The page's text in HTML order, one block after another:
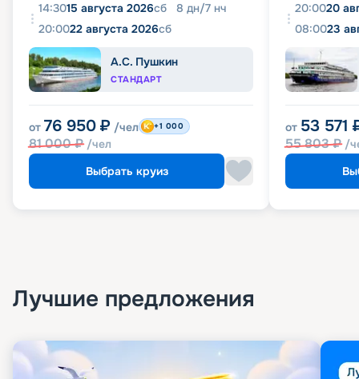
14:3015 августа 2026сб 8 дн/7 нч
20:0022 августа 2026сб
А.С. Пушкин
СТАНДАРТ
от 76 950 ₽ /чел
81 000₽ /чел
+1 000
Выбрать круиз
20:0020
08:0023
от 53 571
55 803₽ /
Лучшие предложения